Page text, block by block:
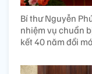
Bí thư Nguyễn
nhiệm vụ chuẩn
kết 40 năm đổi